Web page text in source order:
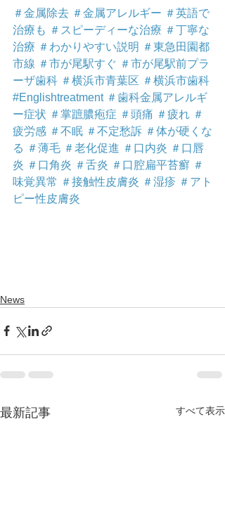
＃金属除去 ＃金属アレルギー ＃英語で
治療も ＃スピーディーな治療 ＃丁寧な
治療 ＃わかりやすい説明 ＃東急田園都
市線 ＃市が尾駅すぐ ＃市が尾駅前プラ
ーザ歯科 ＃横浜市青葉区 ＃横浜市歯科
#Englishtreatment ＃歯科金属アレルギ
ー症状 ＃掌蹠膿疱症 ＃頭痛 ＃疲れ ＃
疲労感 ＃不眠 ＃不定愁訴 ＃体が硬くな
る ＃薄毛 ＃老化促進 ＃口内炎 ＃口唇
炎 ＃口角炎 ＃舌炎 ＃口腔扁平苔癬 ＃
味覚異常 ＃接触性皮膚炎 ＃湿疹 ＃アト
ピー性皮膚炎
News
最新記事 すべて表示